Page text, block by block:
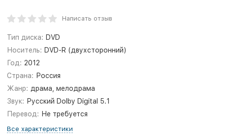
Написать отзыв
Тип диска: DVD
Носитель: DVD-R (двухсторонний)
Год: 2012
Страна: Россия
Жанр: драма, мелодрама
Звук: Русский Dolby Digital 5.1
Перевод: Не требуется
Все характеристики